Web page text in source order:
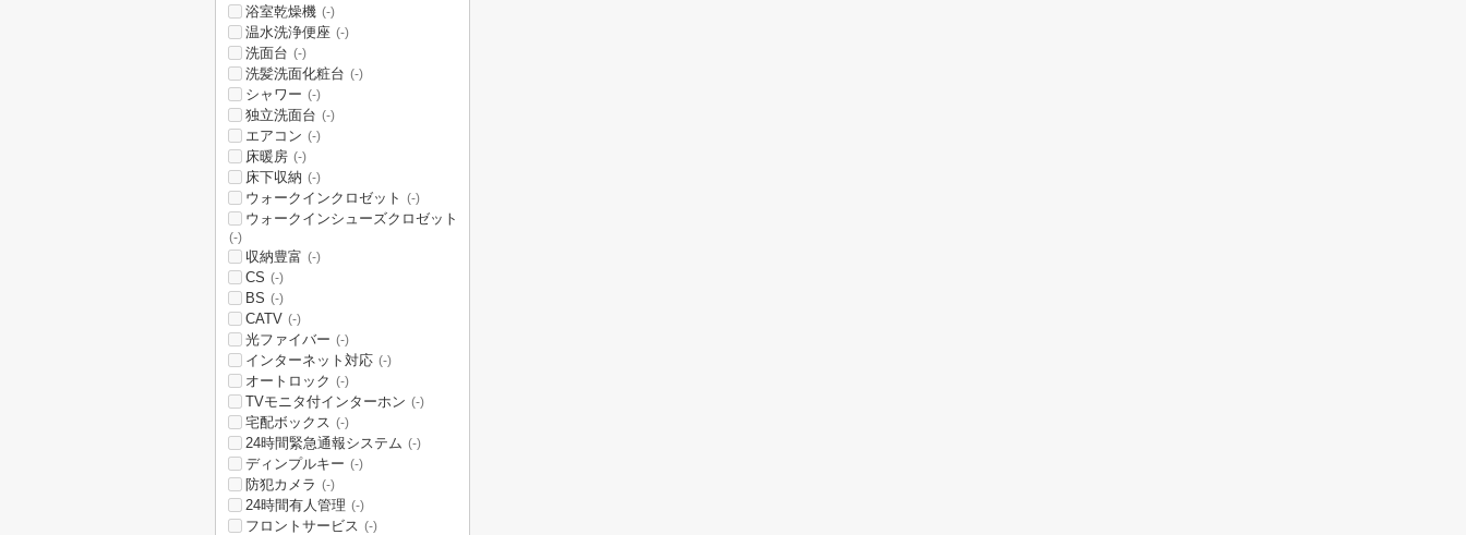
浴室乾燥機 (-)
温水洗浄便座 (-)
洗面台 (-)
洗髪洗面化粧台 (-)
シャワー (-)
独立洗面台 (-)
エアコン (-)
床暖房 (-)
床下収納 (-)
ウォークインクロゼット (-)
ウォークインシューズクロゼット
(-)
収納豊富 (-)
CS (-)
BS (-)
CATV (-)
光ファイバー (-)
インターネット対応 (-)
オートロック (-)
TVモニタ付インターホン (-)
宅配ボックス (-)
24時間緊急通報システム (-)
ディンプルキー (-)
防犯カメラ (-)
24時間有人管理 (-)
フロントサービス (-)